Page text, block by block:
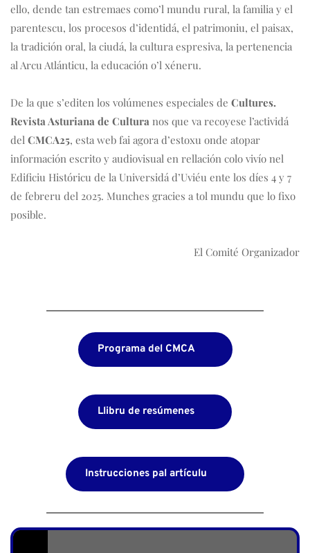
ello, dende tan estremaes como’l mundu rural, la familia y el
parentescu, los procesos d’identidá, el patrimoniu, el paisax,
la tradición oral, la ciudá, la cultura espresiva, la pertenencia
al Arcu Atlánticu, la educación o’l xéneru.
De la que s’editen los volúmenes especiales de Cultures.
Revista Asturiana de Cultura nos que va recoyese l’actividá
del CMCA25, esta web fai agora d’estoxu onde atopar
información escrito y audiovisual en rellación colo vivío nel
Edificiu Históricu de la Universidá d’Uviéu ente los díes 4 y 7
de febreru del 2025. Munches gracies a tol mundu que lo fixo
posible.
El Comité Organizador
Programa del CMCA
Llibru de resúmenes
Instrucciones pal artículu